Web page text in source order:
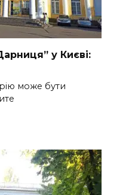
у Києві:
може бути